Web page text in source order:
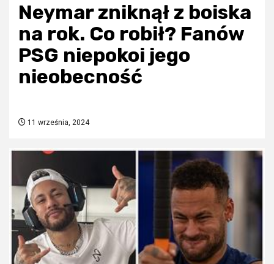
Neymar zniknął z boiska
na rok. Co robił? Fanów
PSG niepokoi jego
nieobecność
11 września, 2024